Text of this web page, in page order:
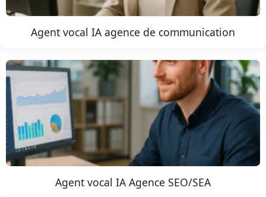
Agent vocal IA agence de communication
Agent vocal IA Agence SEO/SEA